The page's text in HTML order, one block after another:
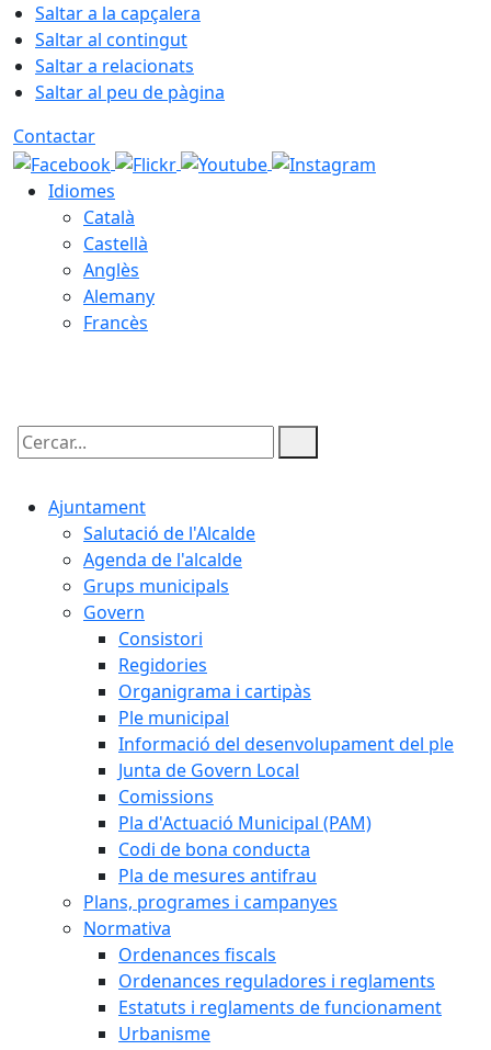
Saltar a la capçalera
Saltar al contingut
Saltar a relacionats
Saltar al peu de pàgina
Contactar
Idiomes
Català
Castellà
Anglès
Alemany
Francès
Cercar:
Ajuntament
Salutació de l'Alcalde
Agenda de l'alcalde
Grups municipals
Govern
Consistori
Regidories
Organigrama i cartipàs
Ple municipal
Informació del desenvolupament del ple
Junta de Govern Local
Comissions
Pla d'Actuació Municipal (PAM)
Codi de bona conducta
Pla de mesures antifrau
Plans, programes i campanyes
Normativa
Ordenances fiscals
Ordenances reguladores i reglaments
Estatuts i reglaments de funcionament
Urbanisme